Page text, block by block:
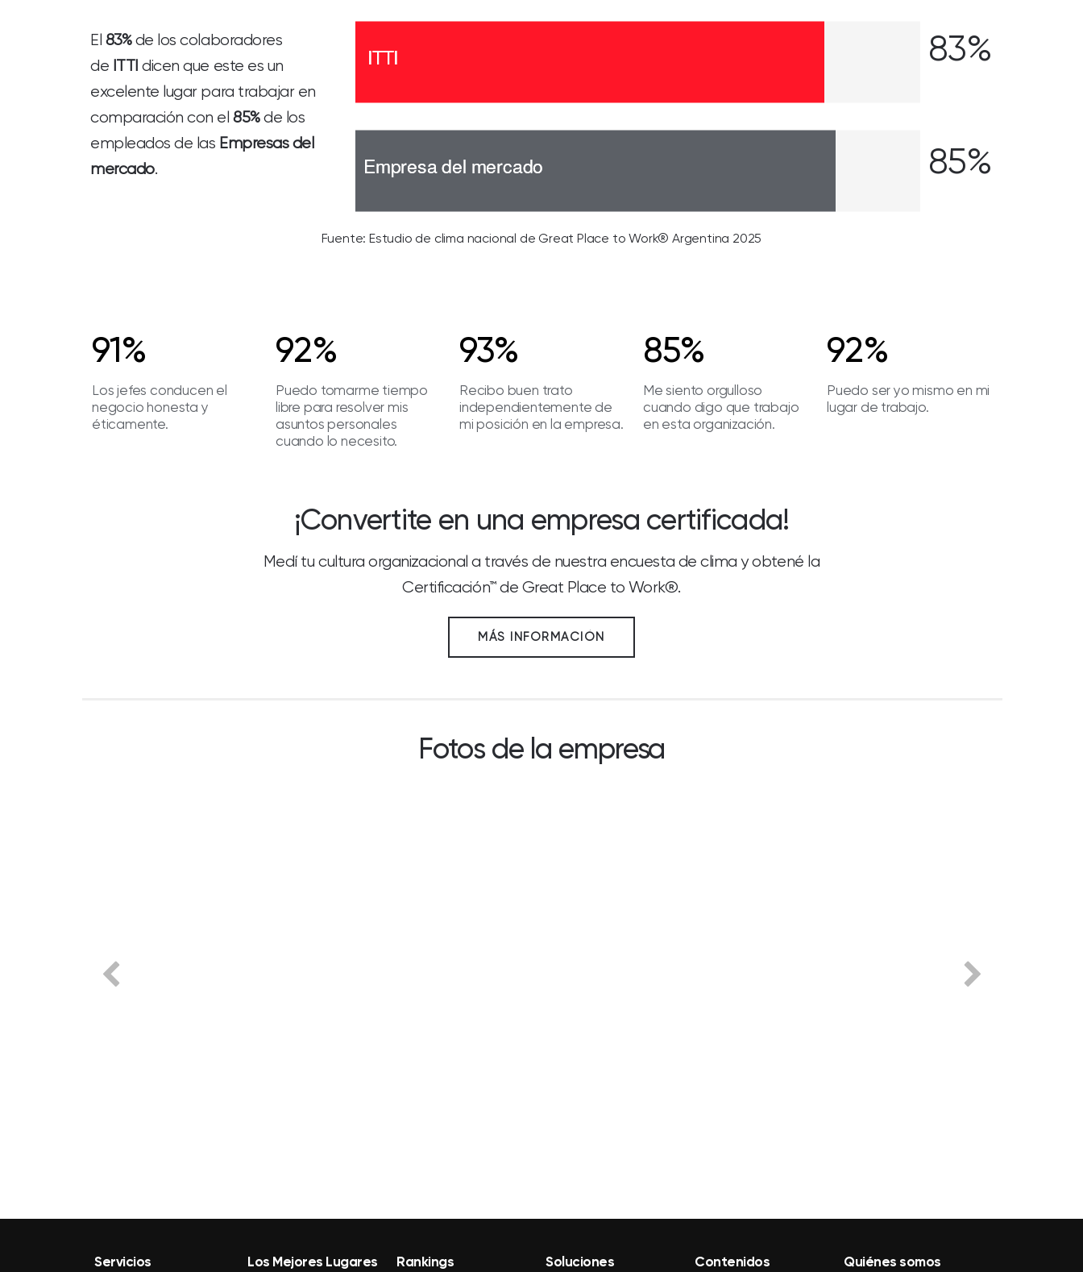
El 83%de los colaboradores
de ITTI dicen que este es un
excelente lugar para trabajar en
comparación con el85%de los
empleados de las Empresas del
mercado.
83%
85%
Fuente: Estudio de clima nacional de Great Place to Work® Argentina 2025
91%
Los jefes conducen el
negocio honesta y
éticamente.
92%
Puedo tomarme tiempo
libre para resolver mis
asuntos personales
cuando lo necesito.
93%
Recibo buen trato
independientemente de
mi posición en la empresa.
85%
Me siento orgulloso
cuando digo que trabajo
en esta organización.
92%
Puedo ser yo mismo en mi
lugar de trabajo.
¡Convertite en una empresa certificada!
Medí tu cultura organizacional a través de nuestra encuesta de clima y obtené la
Certificación™ de Great Place to Work®.
MÁS INFORMACIÓN
Fotos de la empresa
Servicios Los Mejores Lugares Rankings Soluciones Contenidos Quiénes somos